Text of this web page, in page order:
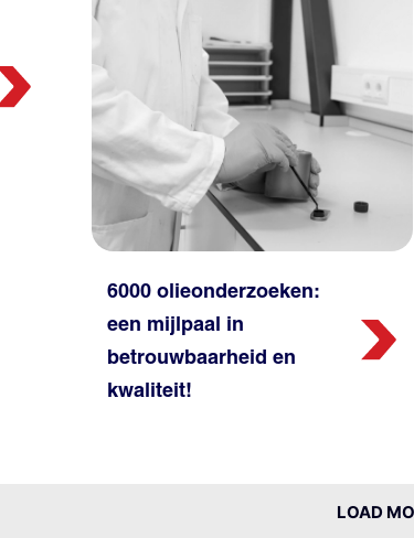
6000 olieonderzoeken:
een mijlpaal in
betrouwbaarheid en
kwaliteit!
LOAD